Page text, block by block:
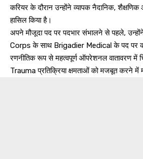
करियर के दौरान उन्होंने व्यापक नैदानिक,
हासिल किया है।
अपने मौजूदा पद पर पदभार संभालने से पहले,
Corps के साथ Brigadier Medical के पद पर
रणनीतिक रूप से महत्वपूर्ण ऑपरेशनल वातावरण में
Trauma प्रतिक्रिया क्षमताओं को मजबूत करने में